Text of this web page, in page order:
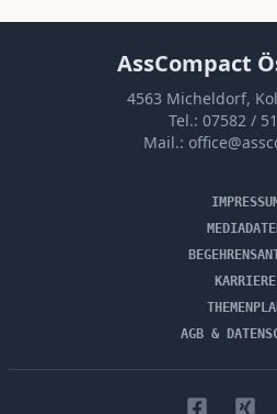
AssCompact
4563 Micheldorf,
Tel.: 07582 /
Mail.:
KARRIERE
AGB &